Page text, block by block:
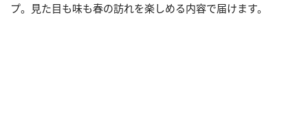
プ。見た目も味も春の訪れを楽しめる内容で届けます。